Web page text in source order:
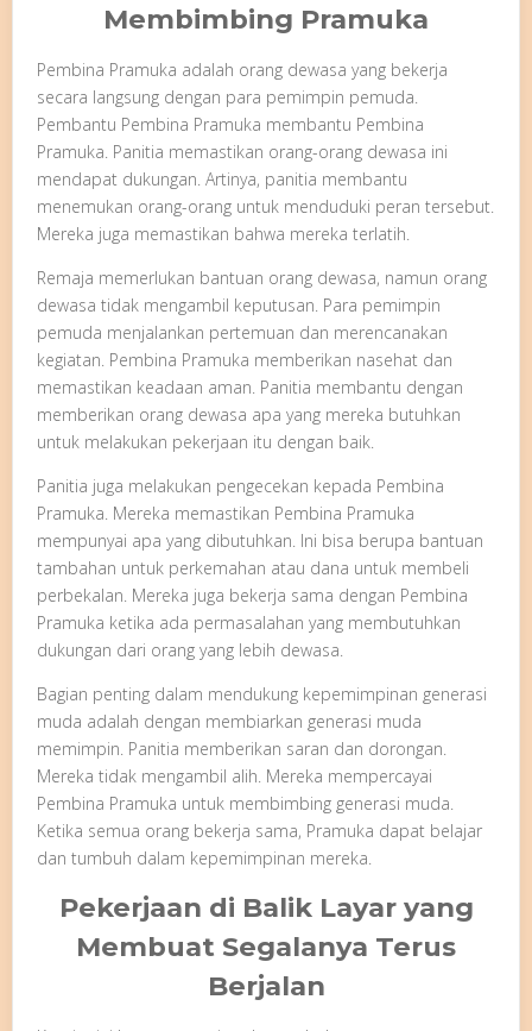
Membimbing Pramuka
Pembina Pramuka adalah orang dewasa yang bekerja
secara langsung dengan para pemimpin pemuda.
Pembantu Pembina Pramuka membantu Pembina
Pramuka. Panitia memastikan orang-orang dewasa ini
mendapat dukungan. Artinya, panitia membantu
menemukan orang-orang untuk menduduki peran tersebut.
Mereka juga memastikan bahwa mereka terlatih.
Remaja memerlukan bantuan orang dewasa, namun orang
dewasa tidak mengambil keputusan. Para pemimpin
pemuda menjalankan pertemuan dan merencanakan
kegiatan. Pembina Pramuka memberikan nasehat dan
memastikan keadaan aman. Panitia membantu dengan
memberikan orang dewasa apa yang mereka butuhkan
untuk melakukan pekerjaan itu dengan baik.
Panitia juga melakukan pengecekan kepada Pembina
Pramuka. Mereka memastikan Pembina Pramuka
mempunyai apa yang dibutuhkan. Ini bisa berupa bantuan
tambahan untuk perkemahan atau dana untuk membeli
perbekalan. Mereka juga bekerja sama dengan Pembina
Pramuka ketika ada permasalahan yang membutuhkan
dukungan dari orang yang lebih dewasa.
Bagian penting dalam mendukung kepemimpinan generasi
muda adalah dengan membiarkan generasi muda
memimpin. Panitia memberikan saran dan dorongan.
Mereka tidak mengambil alih. Mereka mempercayai
Pembina Pramuka untuk membimbing generasi muda.
Ketika semua orang bekerja sama, Pramuka dapat belajar
dan tumbuh dalam kepemimpinan mereka.
Pekerjaan di Balik Layar yang
Membuat Segalanya Terus
Berjalan